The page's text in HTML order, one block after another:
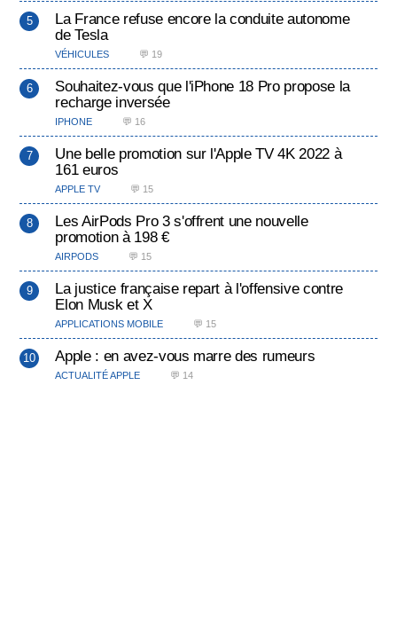
La France refuse encore la conduite autonome
de Tesla
VÉHICULES 💬 19
Souhaitez-vous que l'iPhone 18 Pro propose la
recharge inversée
IPHONE 💬 16
Une belle promotion sur l'Apple TV 4K 2022 à
161 euros
APPLE TV 💬 15
Les AirPods Pro 3 s'offrent une nouvelle
promotion à 198 €
AIRPODS 💬 15
La justice française repart à l'offensive contre
Elon Musk et X
APPLICATIONS MOBILE 💬 15
Apple : en avez-vous marre des rumeurs
ACTUALITÉ APPLE 💬 14